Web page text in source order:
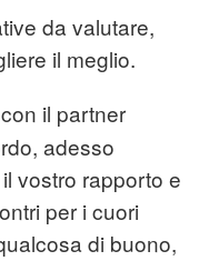
da valutare,
il meglio.
il partner
adesso
vostro rapporto e
per i cuori
di buono,